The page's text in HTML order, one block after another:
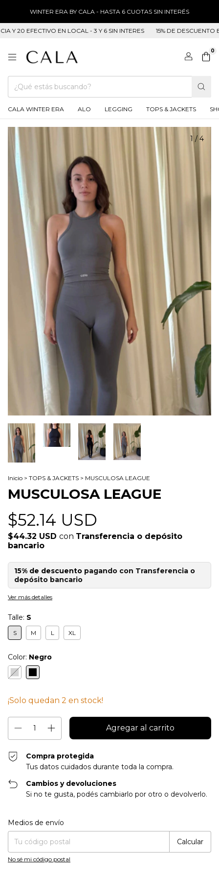
WINTER ERA BY CALA - HASTA 6 CUOTAS SIN INTERÉS
20 EFECTIVO EN LOCAL - 3 Y 6 SIN INTERES 15% DE DESCUENTO
0
CALA WINTER ERA ALO LEGGING TOPS & JACKETS
1 / 4
Inicio > TOPS & JACKETS > MUSCULOSA LEAGUE
MUSCULOSA LEAGUE
$52.14 USD
$44.32 USD con Transferencia o depósito
bancario
15% de descuento pagando con Transferencia o
depósito bancario
Ver más detalles
Talle: S
S M L XL
Color: Negro
¡Solo quedan 2 en stock!
Compra protegida
Tus datos cuidados durante toda la compra.
Cambios y devoluciones
Si no te gusta, podés cambiarlo por otro o devolverlo.
Entregas para el CP:
Medios de envío
Calcular
No sé mi código postal